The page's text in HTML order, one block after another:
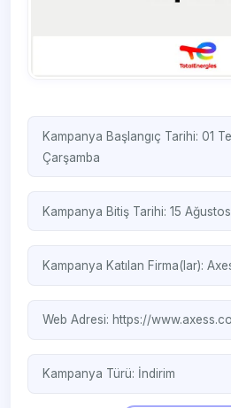
Kampanya Başlangıç Tarihi: 01
Çarşamba
Kampanya Bitiş Tarihi: 15
Kampanya Katılan Firma(lar):
Web Adresi: https://
Kampanya Türü: İndirim